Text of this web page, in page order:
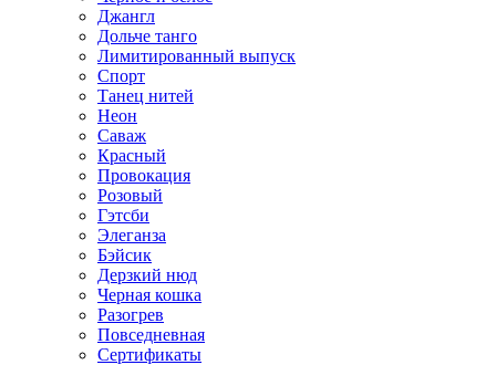
Джангл
Дольче танго
Лимитированный выпуск
Спорт
Танец нитей
Неон
Саваж
Красный
Провокация
Розовый
Гэтсби
Элеганза
Бэйсик
Дерзкий нюд
Черная кошка
Разогрев
Повседневная
Сертификаты